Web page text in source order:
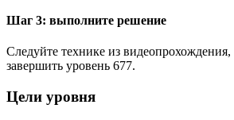
Шаг 3: выполните решение
Следуйте технике из
завершить уровень 677.
Цели уровня